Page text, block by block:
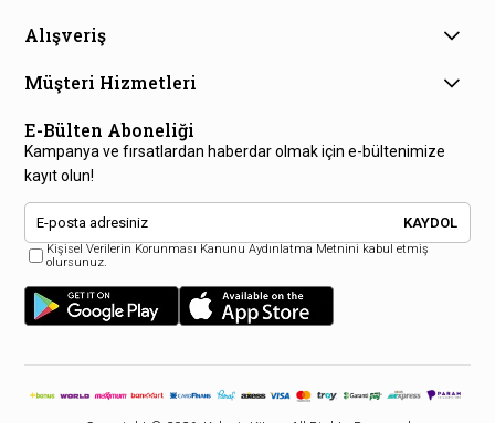
Alışveriş
Müşteri Hizmetleri
E-Bülten Aboneliği
Kampanya ve fırsatlardan haberdar olmak için e-bültenimize
kayıt olun!
KAYDOL
Kişisel Verilerin Korunması Kanunu Aydınlatma Metnini kabul etmiş
olursunuz.